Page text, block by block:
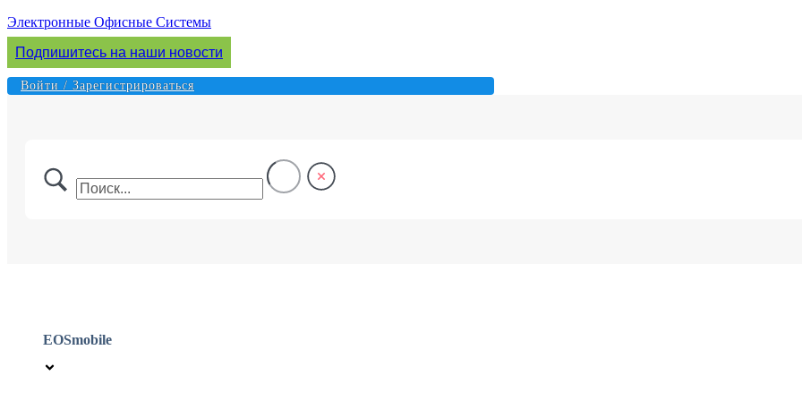
Перейти
к
содержимому
Электронные Офисные Системы
Подпишитесь на наши новости
Войти / Зарегистрироваться
EOSmobile